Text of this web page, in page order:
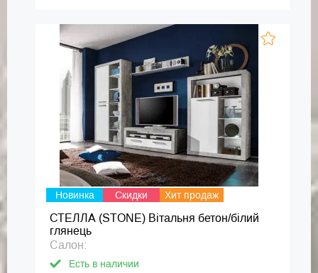
Новинка Скидки Хит продаж
СТЕЛЛА (STONE) Вітальня бетон/білий
глянець
Салон:
Есть в наличии